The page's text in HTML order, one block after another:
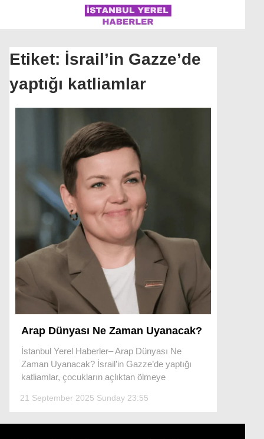
WhatsApp İhbar Hattı
Instagram
SAĞLIK
SOSYAL MEDYA
SPOR
DÜNYA
Etiket: İsrail’in Gazze’de
yaptığı katliamlar
Arap Dünyası Ne Zaman Uyanacak?
İstanbul Yerel Haberler– Arap Dünyası Ne
Zaman Uyanacak? İsrail’in Gazze’de yaptığı
katliamlar, çocukların açlıktan ölmeye
21 September 2025 Sunday 23:55